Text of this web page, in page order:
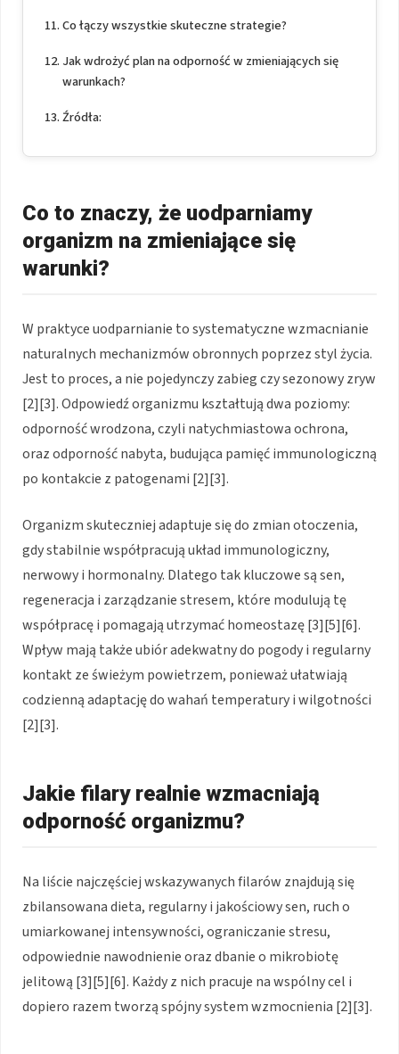
Co łączy wszystkie skuteczne strategie?
Jak wdrożyć plan na odporność w zmieniających się
warunkach?
Źródła:
Co to znaczy, że uodparniamy
organizm na zmieniające się
warunki?
W praktyce uodparnianie to systematyczne wzmacnianie
naturalnych mechanizmów obronnych poprzez styl życia.
Jest to proces, a nie pojedynczy zabieg czy sezonowy zryw
[2][3]. Odpowiedź organizmu kształtują dwa poziomy:
odporność wrodzona, czyli natychmiastowa ochrona,
oraz odporność nabyta, budująca pamięć immunologiczną
po kontakcie z patogenami [2][3].
Organizm skuteczniej adaptuje się do zmian otoczenia,
gdy stabilnie współpracują układ immunologiczny,
nerwowy i hormonalny. Dlatego tak kluczowe są sen,
regeneracja i zarządzanie stresem, które modulują tę
współpracę i pomagają utrzymać homeostazę [3][5][6].
Wpływ mają także ubiór adekwatny do pogody i regularny
kontakt ze świeżym powietrzem, ponieważ ułatwiają
codzienną adaptację do wahań temperatury i wilgotności
[2][3].
Jakie filary realnie wzmacniają
odporność organizmu?
Na liście najczęściej wskazywanych filarów znajdują się
zbilansowana dieta, regularny i jakościowy sen, ruch o
umiarkowanej intensywności, ograniczanie stresu,
odpowiednie nawodnienie oraz dbanie o mikrobiotę
jelitową [3][5][6]. Każdy z nich pracuje na wspólny cel i
dopiero razem tworzą spójny system wzmocnienia [2][3].